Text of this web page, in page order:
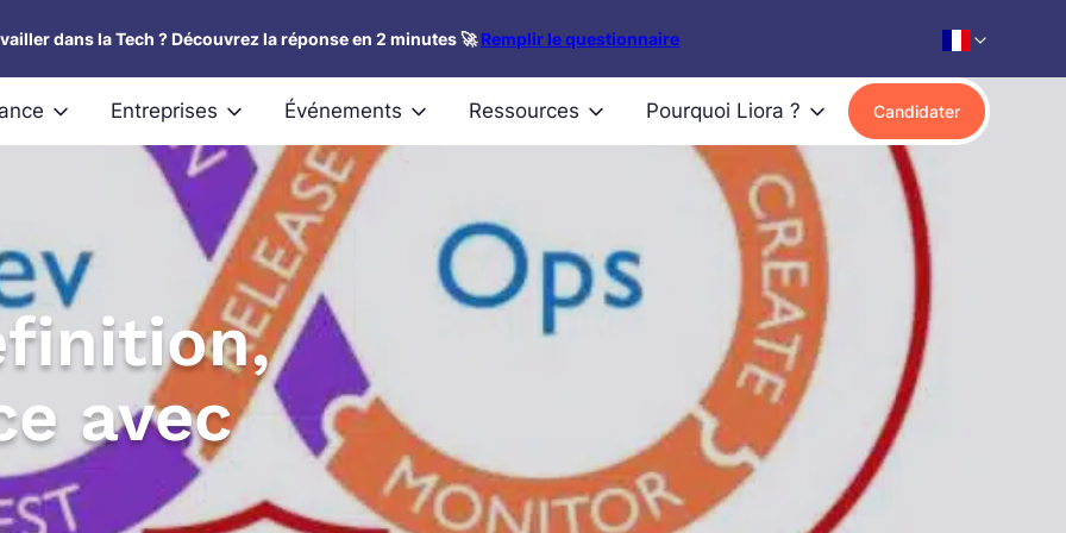
dans la Tech ? Découvrez la réponse en 2 minutes 🚀Remplir le questionnaire
Entreprises Événements Ressources Pourquoi Liora ? Candidater
avec